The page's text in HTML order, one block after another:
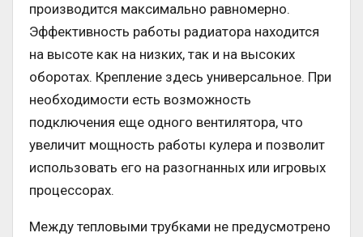
производится максимально равномерно.
Эффективность работы радиатора находится
на высоте как на низких, так и на высоких
оборотах. Крепление здесь универсальное. При
необходимости есть возможность
подключения еще одного вентилятора, что
увеличит мощность работы кулера и позволит
использовать его на разогнанных или игровых
процессорах.
Между тепловыми трубками не предусмотрено